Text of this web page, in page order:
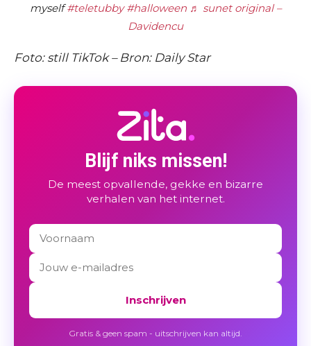
myself#teletubby #halloween ♬ sunet original –
Davidencu
Foto: still TikTok – Bron: Daily Star
Blijf niks missen!
De meest opvallende, gekke en bizarre
verhalen van het internet.
Inschrijven
Gratis & geen spam - uitschrijven kan altijd.